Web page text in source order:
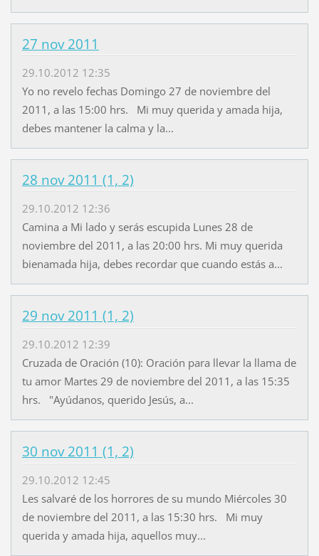
27 nov 2011
29.10.2012 12:35
Yo no revelo fechas Domingo 27 de noviembre del
2011, a las 15:00 hrs. Mi muy querida y amada hija,
debes mantener la calma y la...
28 nov 2011 (1, 2)
29.10.2012 12:36
Camina a Mi lado y serás escupida Lunes 28 de
noviembre del 2011, a las 20:00 hrs. Mi muy querida
bienamada hija, debes recordar que cuando estás a...
29 nov 2011 (1, 2)
29.10.2012 12:39
Cruzada de Oración (10): Oración para llevar la llama de
tu amor Martes 29 de noviembre del 2011, a las 15:35
hrs. "Ayúdanos, querido Jesús, a...
30 nov 2011 (1, 2)
29.10.2012 12:45
Les salvaré de los horrores de su mundo Miércoles 30
de noviembre del 2011, a las 15:30 hrs. Mi muy
querida y amada hija, aquellos muy...